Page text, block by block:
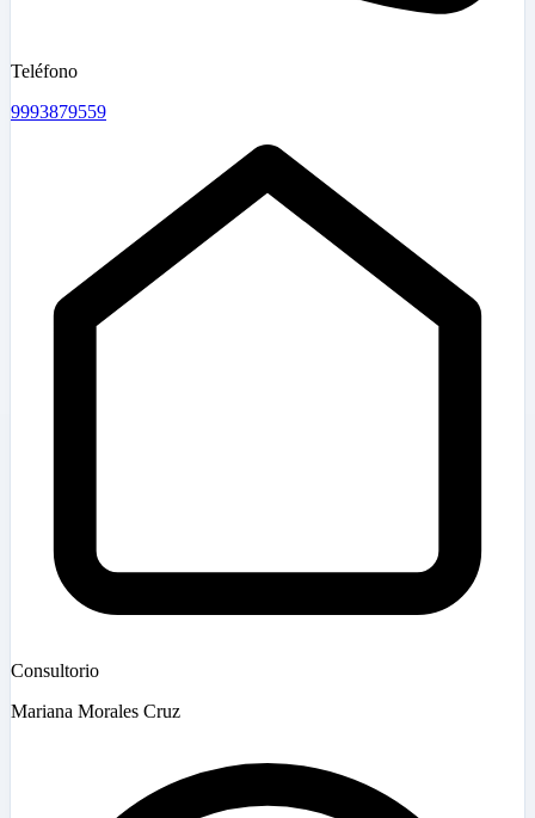
Teléfono
9993879559
Consultorio
Mariana Morales Cruz